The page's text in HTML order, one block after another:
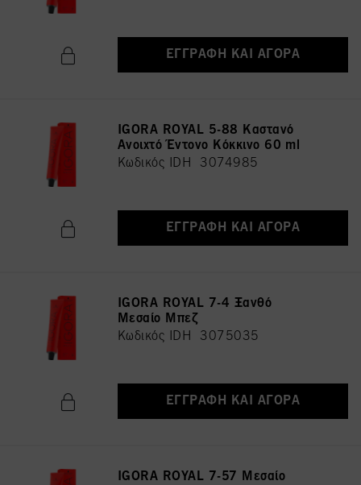
ΕΓΓΡΑΦΉ ΚΑΙ ΑΓΟΡΆ
IGORA ROYAL 5-88 Καστανό
Ανοιχτό Έντονο Κόκκινο 60 ml
Κωδικός IDH 3074985
ΕΓΓΡΑΦΉ ΚΑΙ ΑΓΟΡΆ
IGORA ROYAL 7-4 Ξανθό
Μεσαίο Μπεζ
Κωδικός IDH 3075035
ΕΓΓΡΑΦΉ ΚΑΙ ΑΓΟΡΆ
IGORA ROYAL 7-57 Μεσαίο